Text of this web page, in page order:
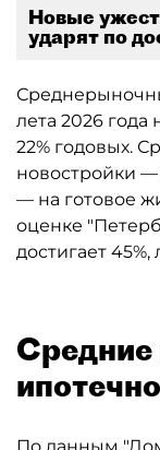
Новые
ударят по
лета 2026 года
22% годовых.
новостройки —
— на готовое
оценке
достигает